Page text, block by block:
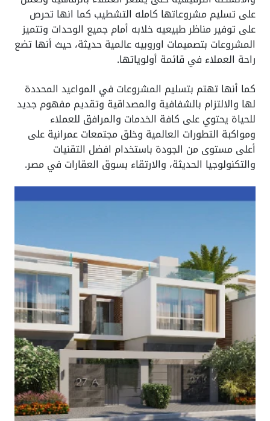
تسليم مشروعاتها كامله التشطيب كما انها تحرص
توفير مناظر طبيعيه خلابه أمام جميع الوحدات وتتميز
بتصميمات اوروبيه عالمية حديثة، حيث أنها تضع
العملاء في قائمة أولوياتها.
أنها تهتم بتسليم المشروعات في المواعيد المحددة
والالتزام بالشفافية والمصداقية وتقديم مفهوم جديد
يحتوي على كافة الخدمات والمرافق للعملاء
التطورات العالمية وخلق مجتمعات عمرانية على
مستوى من الجودة باستخدام افضل التقنيات
الحديثة، والارتقاء بسوق العقارات في مصر.